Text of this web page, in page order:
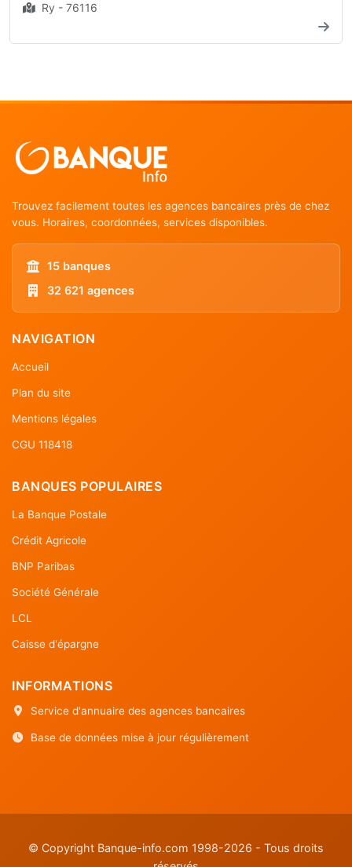
Ry - 76116
Trouvez facilement toutes les agences bancaires près de chez
vous. Horaires, coordonnées, services disponibles.
15 banques
32 621 agences
NAVIGATION
Accueil
Plan du site
Mentions légales
CGU 118418
BANQUES POPULAIRES
La Banque Postale
Crédit Agricole
BNP Paribas
Société Générale
LCL
Caisse d'épargne
INFORMATIONS
Service d'annuaire des agences bancaires
Base de données mise à jour régulièrement
© Copyright Banque-info.com 1998-2026 - Tous droits